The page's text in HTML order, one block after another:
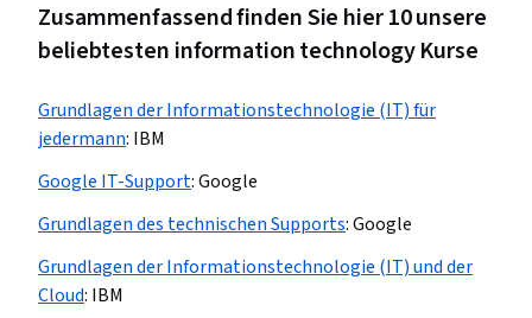
Zusammenfassend finden Sie hier 10 unsere
beliebtesten information technology Kurse
Grundlagen der Informationstechnologie (IT) für
jedermann: IBM
Google IT-Support:Google
Grundlagen des technischen Supports:Google
Grundlagen der Informationstechnologie (IT) und der
Cloud: IBM